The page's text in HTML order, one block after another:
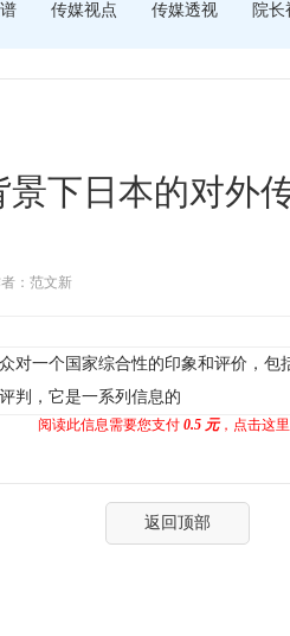
传媒视点 传媒透视 院长
景下日本的对外
：范文新
一个国家综合性的印象和评价，包
判，它是一系列信息的
阅读此信息需要您支付 0.5 元，点击这
返回顶部